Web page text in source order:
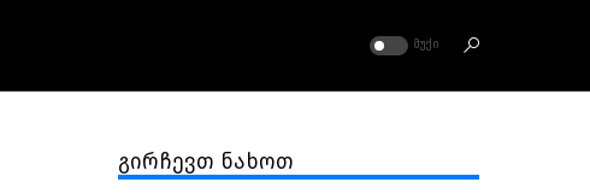
ᲛᲣᲥᲘ
გირჩევთ ნახოთ